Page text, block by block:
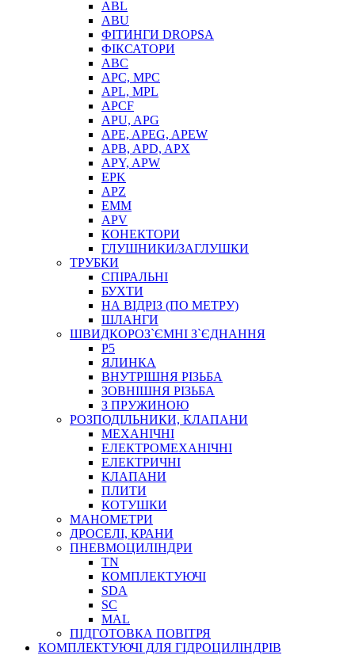
ABL
ABU
ФІТИНГИ DROPSA
ФІКСАТОРИ
ABC
APC, MPC
APL, MPL
APCF
APU, APG
APE, APEG, APEW
APB, APD, APX
APY, APW
EPK
APZ
EMM
APV
КОНЕКТОРИ
ГЛУШНИКИ/ЗАГЛУШКИ
ТРУБКИ
СПІРАЛЬНІ
БУХТИ
НА ВІДРІЗ (ПО МЕТРУ)
ШЛАНГИ
ШВИДКОРОЗ`ЄМНІ З`ЄДНАННЯ
P5
ЯЛИНКА
ВНУТРІШНЯ РІЗЬБА
ЗОВНІШНЯ РІЗЬБА
З ПРУЖИНОЮ
РОЗПОДІЛЬНИКИ, КЛАПАНИ
МЕХАНІЧНІ
ЕЛЕКТРОМЕХАНІЧНІ
ЕЛЕКТРИЧНІ
КЛАПАНИ
ПЛИТИ
КОТУШКИ
МАНОМЕТРИ
ДРОСЕЛІ, КРАНИ
ПНЕВМОЦИЛІНДРИ
TN
КОМПЛЕКТУЮЧІ
SDA
SC
MAL
ПІДГОТОВКА ПОВІТРЯ
КОМПЛЕКТУЮЧІ ДЛЯ ГІДРОЦИЛІНДРІВ